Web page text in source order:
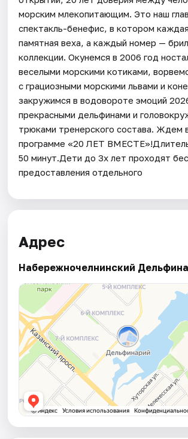
морским млекопитающим. Это наш
спектакль-бенефис, в котором
памятная веха, а каждый номер —
коллекции. Окунемся в 2006 год
веселыми морскими котиками,
с грациозными морскими львами и
закружимся в водовороте эмоций
прекрасными дельфинами и
трюками тренерского состава. Ждем
программе «20 ЛЕТ
50 минут.Дети до 3х лет проходят
предоставления отдельного
Адрес
Набережночелнинский